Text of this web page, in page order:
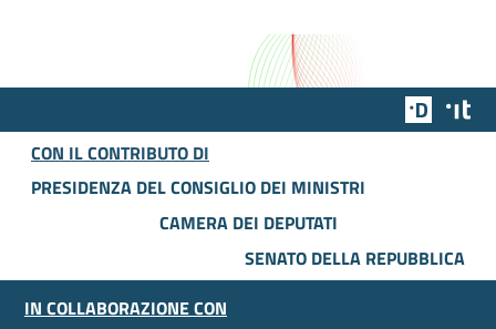
Team
CON IL CONTRIBUTO DI
PRESIDENZA DEL CONSIGLIO DEI MINISTRI
CAMERA DEI DEPUTATI
SENATO DELLA REPUBBLICA
IN COLLABORAZIONE CON